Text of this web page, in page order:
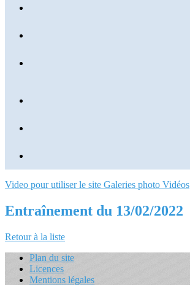
Video pour utiliser le site Galeries photo Vidéos
Entraînement du 13/02/2022
Retour à la liste
Plan du site
Licences
Mentions légales